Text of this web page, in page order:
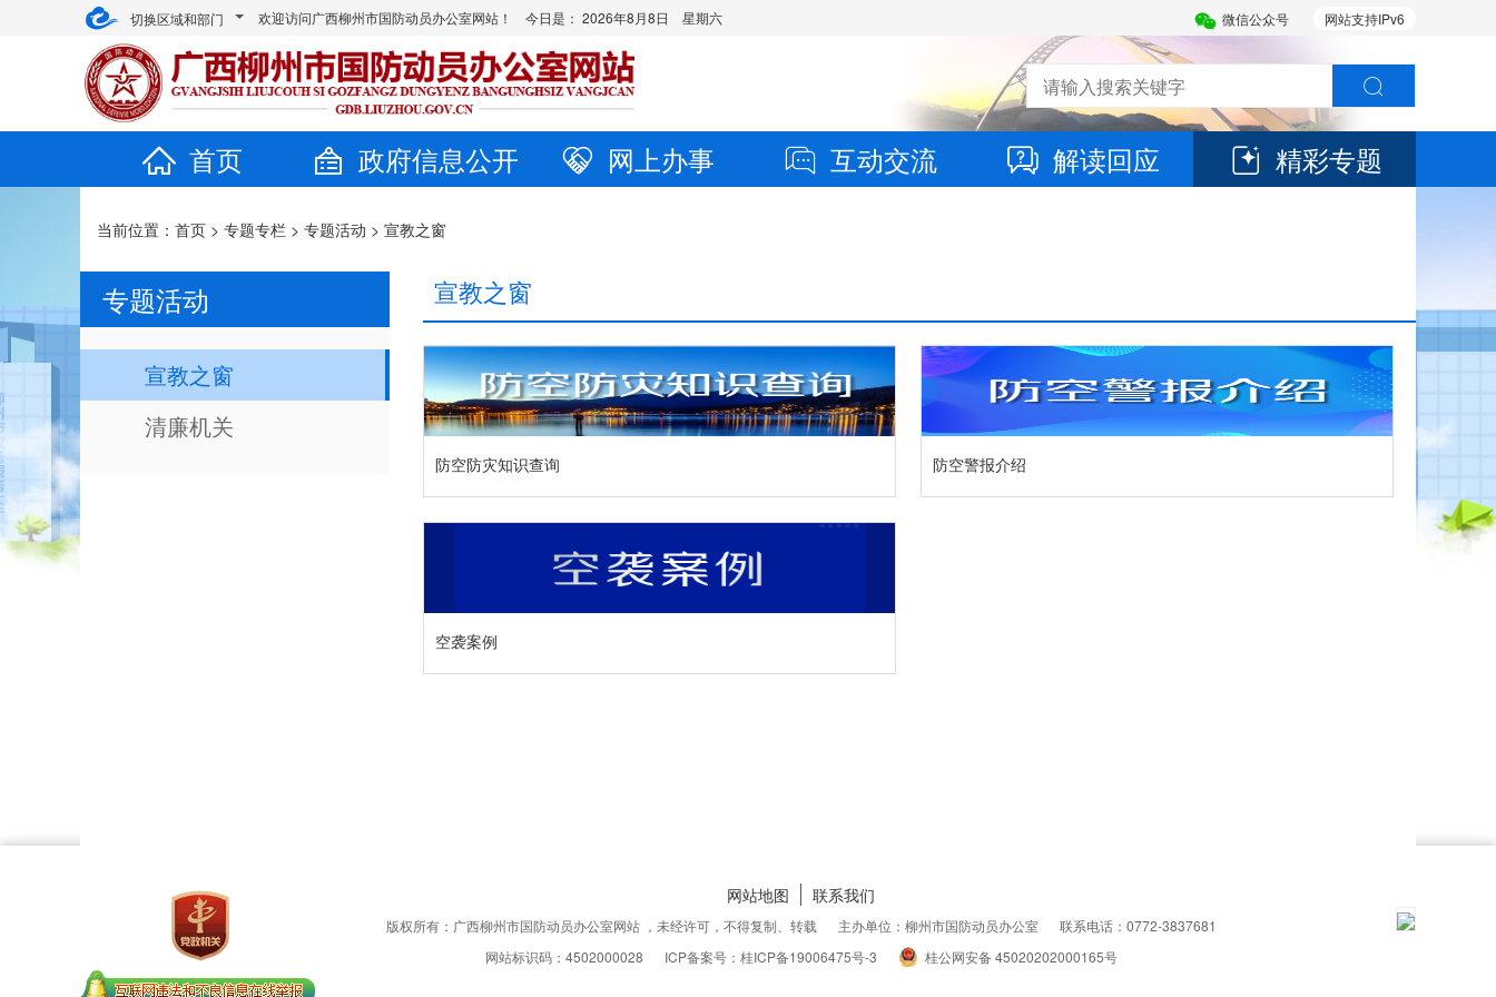
切换区域和部门 网站支持IPv6
微信公众号
欢迎访问广西柳州市国防动员办公室网站！ 今日是： 2026年8月8日 星期六
首页 政府信息公开 网上办事 互动交流 解读回应 精彩专题
当前位置： 首页 > 专题专栏 > 专题活动 > 宣教之窗
专题活动
宣教之窗
清廉机关
宣教之窗
防空防灾知识查询 防空警报介绍
空袭案例
网站地图 联系我们
版权所有：广西柳州市国防动员办公室网站 ，未经许可，不得复制、转载 主办单位：柳州市国防动员办公室
联系电话：0772-3837681
网站标识码：4502000028
ICP备案号：桂ICP备19006475号-3 桂公网安备 45020202000165号